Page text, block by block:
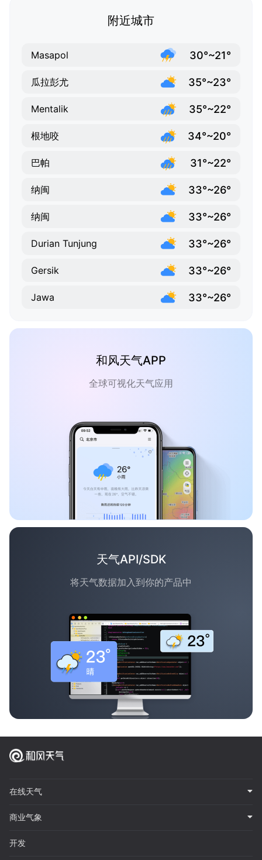
附近城市
Masapol 30°~21°
瓜拉彭尤 35°~23°
Mentalik 35°~22°
根地咬 34°~20°
巴帕 31°~22°
纳闽 33°~26°
纳闽 33°~26°
Durian Tunjung 33°~26°
Gersik 33°~26°
Jawa 33°~26°
和风天气APP
全球可视化天气应用
天气API/SDK
将天气数据加入到你的产品中
在线天气
商业气象
开发